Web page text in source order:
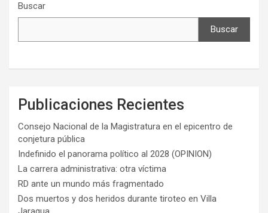
Buscar
Buscar
Publicaciones Recientes
Consejo Nacional de la Magistratura en el epicentro de
conjetura pública
Indefinido el panorama político al 2028 (OPINION)
La carrera administrativa: otra víctima
RD ante un mundo más fragmentado
Dos muertos y dos heridos durante tiroteo en Villa